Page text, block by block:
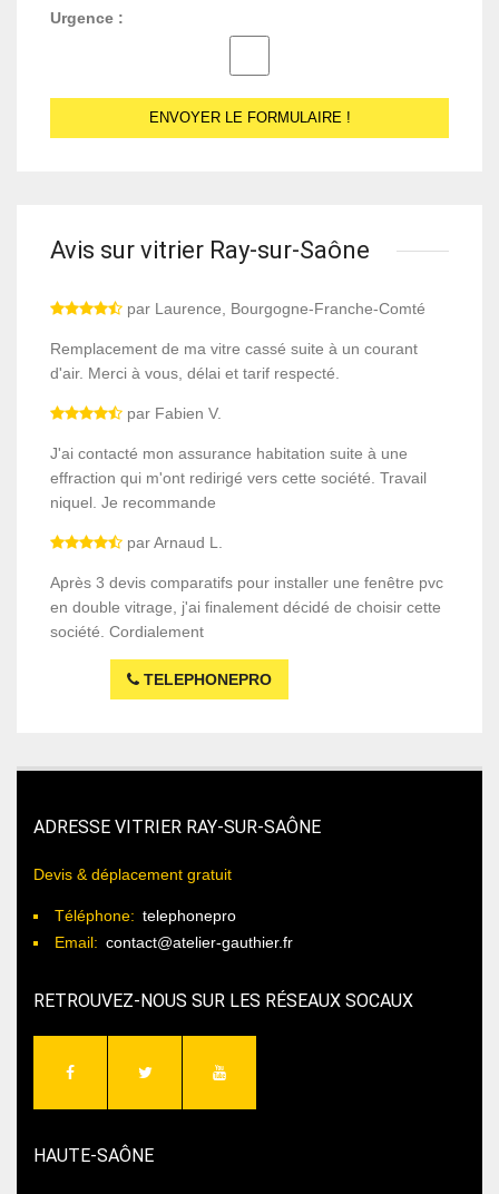
Urgence :
Avis sur vitrier Ray-sur-Saône
par Laurence, Bourgogne-Franche-Comté
Remplacement de ma vitre cassé suite à un courant
d'air. Merci à vous, délai et tarif respecté.
par Fabien V.
J'ai contacté mon assurance habitation suite à une
effraction qui m'ont redirigé vers cette société. Travail
niquel. Je recommande
par Arnaud L.
Après 3 devis comparatifs pour installer une fenêtre pvc
en double vitrage, j'ai finalement décidé de choisir cette
société. Cordialement
TELEPHONEPRO
ADRESSE VITRIER RAY-SUR-SAÔNE
Devis & déplacement gratuit
Téléphone: telephonepro
Email: contact@atelier-gauthier.fr
RETROUVEZ-NOUS SUR LES RÉSEAUX SOCAUX
HAUTE-SAÔNE